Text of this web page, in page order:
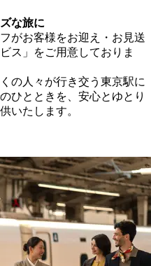
な旅に
がお客様をお迎え・お見送
ス」をご用意しておりま
の人々が行き交う東京駅に
ひとときを、安心とゆとり
いたします。